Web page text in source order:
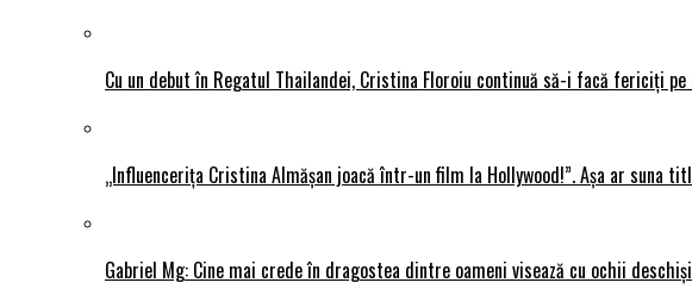
Cu un debut în Regatul Thailandei, Cristina Floroiu continuă să-i facă fericiți
„Influencerița Cristina Almășan joacă într-un film la Hollywood!”. Așa ar suna
Gabriel Mg: Cine mai crede în dragostea dintre oameni visează cu ochii deschiși